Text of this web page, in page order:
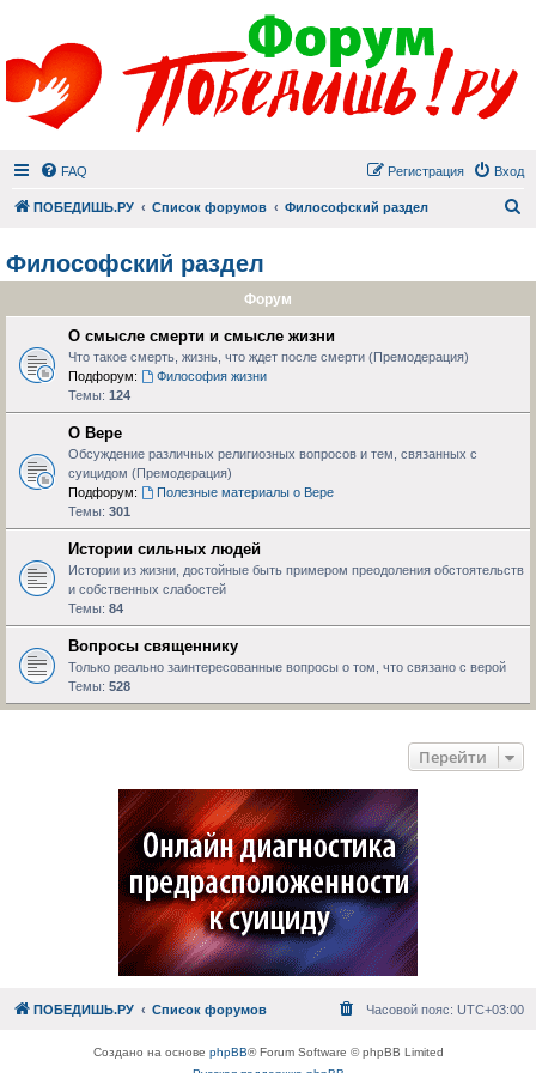
FAQ Вход
Регистрация
ПОБЕДИШЬ.РУ Список форумов Философский раздел
Философский раздел
Форум
О смысле смерти и смысле жизни
Что такое смерть, жизнь, что ждет после смерти (Премодерация)
Подфорум:
Философия жизни
Темы: 124
О Вере
Обсуждение различных религиозных вопросов и тем, связанных с
суицидом (Премодерация)
Подфорум:
Полезные материалы о Вере
Темы: 301
Истории сильных людей
Истории из жизни, достойные быть примером преодоления обстоятельств
и собственных слабостей
Темы: 84
Вопросы священнику
Только реально заинтересованные вопросы о том, что связано с верой
Темы: 528
Перейти
ПОБЕДИШЬ.РУ Список форумов Часовой пояс: UTC+03:00
Создано на основе phpBB® Forum Software © phpBB Limited